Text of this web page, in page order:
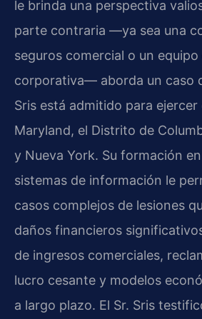
le brinda una perspectiva
parte contraria —ya sea una
seguros comercial o un
corporativa— aborda un caso
Sris está admitido para ejercer
Maryland, el Distrito de
y Nueva York. Su formación
sistemas de información le
casos complejos de lesiones
daños financieros
de ingresos comerciales,
lucro cesante y modelos
a largo plazo. El Sr. Sris